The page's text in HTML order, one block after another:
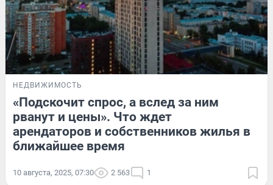
НЕДВИЖИМОСТЬ
«Подскочит спрос, а вслед за ним
рванут и цены». Что ждет
арендаторов и собственников жилья в
ближайшее время
10 августа, 2025, 07:30 2 563 1